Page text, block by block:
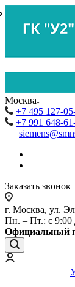
Москва
+7 495 127-
+7 991 648-
Заказать звонок
г. Москва, ул.
Пн. – Пт.: с 9:00
Официальный